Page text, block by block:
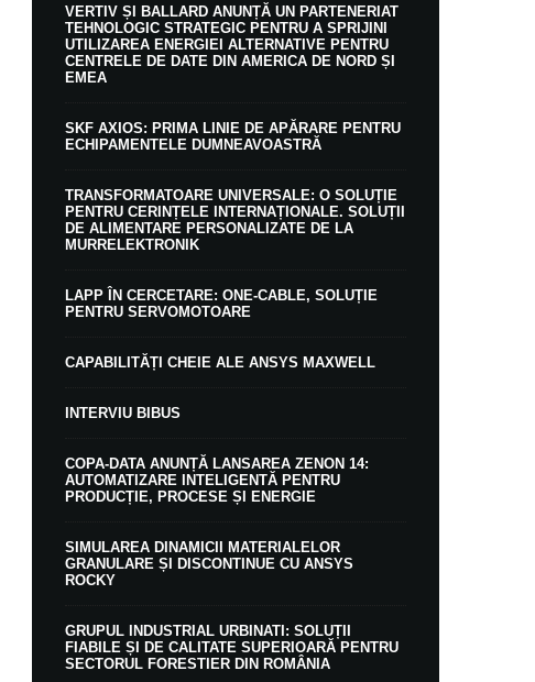
VERTIV ȘI BALLARD ANUNȚĂ UN PARTENERIAT
TEHNOLOGIC STRATEGIC PENTRU A SPRIJINI
UTILIZAREA ENERGIEI ALTERNATIVE PENTRU
CENTRELE DE DATE DIN AMERICA DE NORD ȘI
EMEA
SKF AXIOS: PRIMA LINIE DE APĂRARE PENTRU
ECHIPAMENTELE DUMNEAVOASTRĂ
TRANSFORMATOARE UNIVERSALE: O SOLUȚIE
PENTRU CERINȚELE INTERNAȚIONALE. SOLUȚII
DE ALIMENTARE PERSONALIZATE DE LA
MURRELEKTRONIK
LAPP ÎN CERCETARE: ONE-CABLE, SOLUȚIE
PENTRU SERVOMOTOARE
CAPABILITĂȚI CHEIE ALE ANSYS MAXWELL
INTERVIU BIBUS
COPA-DATA ANUNȚĂ LANSAREA ZENON 14:
AUTOMATIZARE INTELIGENTĂ PENTRU
PRODUCȚIE, PROCESE ȘI ENERGIE
SIMULAREA DINAMICII MATERIALELOR
GRANULARE ȘI DISCONTINUE CU ANSYS
ROCKY
GRUPUL INDUSTRIAL URBINATI: SOLUȚII
FIABILE ȘI DE CALITATE SUPERIOARĂ PENTRU
SECTORUL FORESTIER DIN ROMÂNIA